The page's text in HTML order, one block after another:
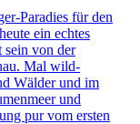
Paradies für den
ein echtes
sein von der
Mal wild-
Wälder und im
und
pur vom ersten